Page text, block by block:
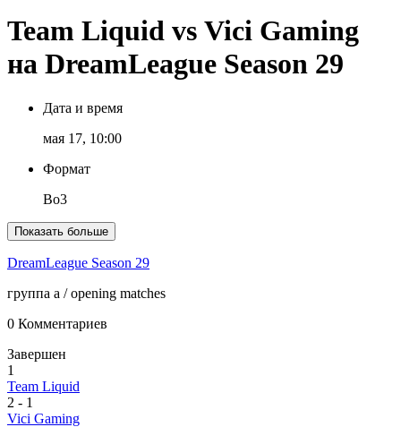
Team Liquid vs Vici Gaming
на DreamLeague Season 29
Дата и время
мая 17, 10:00
Формат
Bo3
Показать больше
DreamLeague Season 29
группа a / opening matches
0 Комментариев
Завершен
1
Team Liquid
2 - 1
Vici Gaming